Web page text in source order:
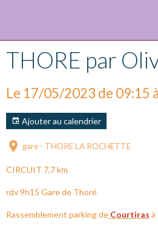
THORE par
Le 17/05/2023 de 09:15
Ajouter au calendrier
gare - THORE LA ROCHETTE
CIRCUIT 7,7 km
rdv 9h15 Gare de Thoré
Rassemblement parking de Courtiras à